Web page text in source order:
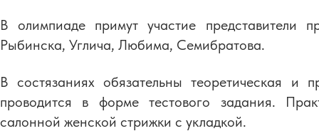
В олимпиаде примут участие представители
Рыбинска, Углича, Любима, Семибратова.
В состязаниях обязательны теоретическая и
проводится в форме тестового задания.
салонной женской стрижки с укладкой.